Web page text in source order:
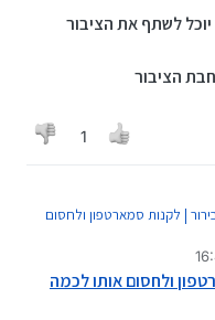
לשתף את הציבור
הציבור
1
| לקנות סמארטפון ולחסום
עסקן. וכו.
ולחסום אותו לכמה